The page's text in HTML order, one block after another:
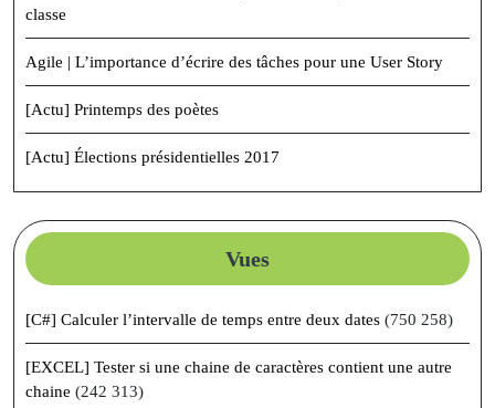
classe
Agile | L’importance d’écrire des tâches pour une User Story
[Actu] Printemps des poètes
[Actu] Élections présidentielles 2017
Vues
[C#] Calculer l’intervalle de temps entre deux dates (750 258)
[EXCEL] Tester si une chaine de caractères contient une autre
chaine (242 313)